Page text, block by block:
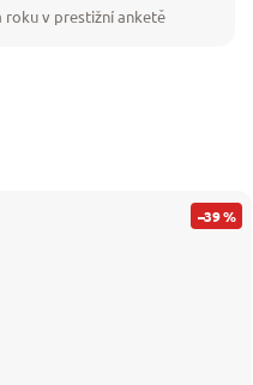
roku v prestižní anketě
–39 %